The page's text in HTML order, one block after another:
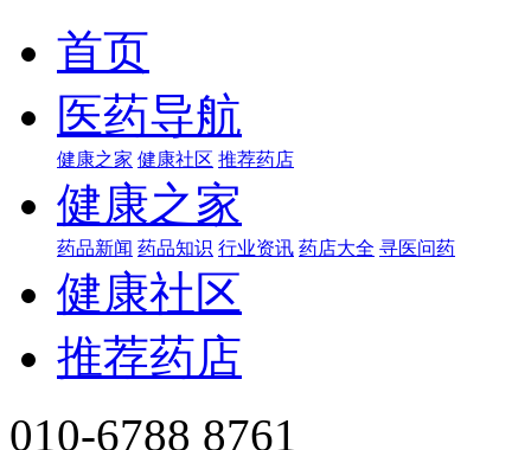
首页
医药导航
健康之家 健康社区 推荐药店
健康之家
药品新闻 药品知识 行业资讯 药店大全 寻医问药
健康社区
推荐药店
010-6788 8761